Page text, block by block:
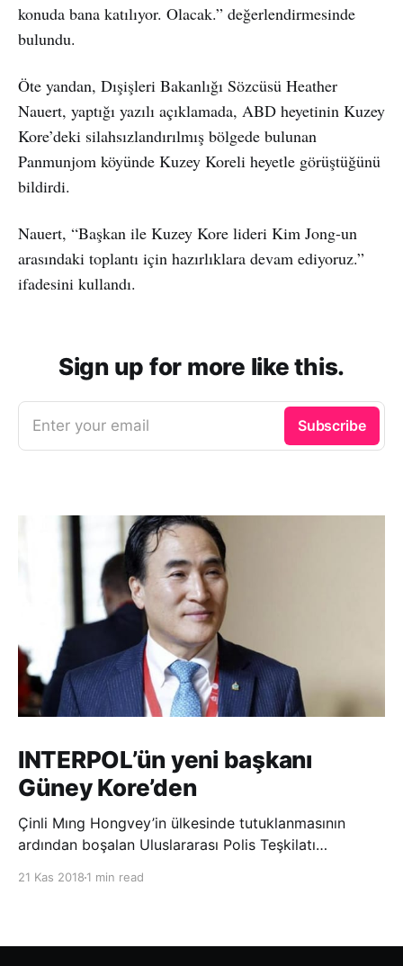
konuda bana katılıyor. Olacak.” değerlendirmesinde
bulundu.
Öte yandan, Dışişleri Bakanlığı Sözcüsü Heather
Nauert, yaptığı yazılı açıklamada, ABD heyetinin Kuzey
Kore’deki silahsızlandırılmış bölgede bulunan
Panmunjom köyünde Kuzey Koreli heyetle görüştüğünü
bildirdi.
Nauert, “Başkan ile Kuzey Kore lideri Kim Jong-un
arasındaki toplantı için hazırlıklara devam ediyoruz.”
ifadesini kullandı.
Sign up for more like this.
Enter your email Subscribe
INTERPOL’ün yeni başkanı
Güney Kore’den
Çinli Mıng Hongvey’in ülkesinde tutuklanmasının
ardından boşalan Uluslararası Polis Teşkilatı
21 Kas 2018 1 min read